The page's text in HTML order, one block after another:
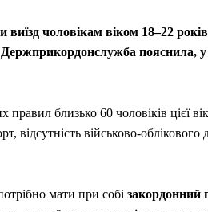
виїзд чоловікам віком 18–22
Держприкордонслужба
близько 60 чоловіків цієї
відсутність військово-
мати при собі закордонний